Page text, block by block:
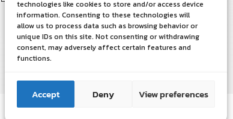
technologies like cookies to store and/or access device
information. Consenting to these technologies will
allow us to process data such as browsing behavior or
unique IDs on this site. Not consenting or withdrawing
consent, may adversely affect certain features and
functions.
Accept Deny View preferences
ติดต่อเรา
ติดต่อเรา